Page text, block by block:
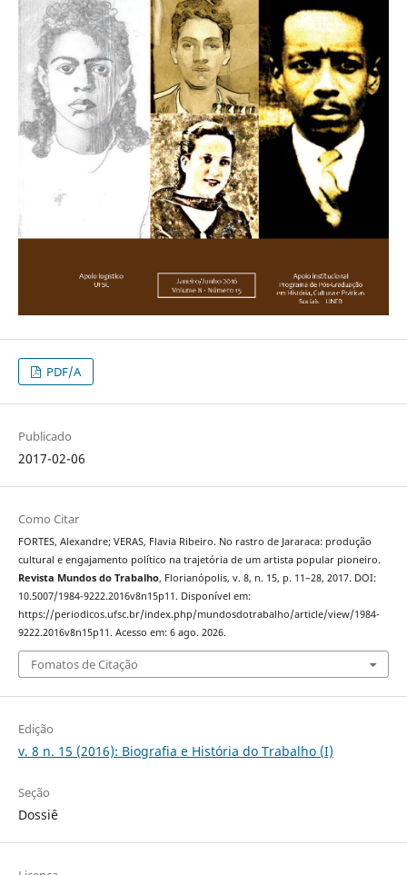
PDF/A
Publicado
2017-02-06
Como Citar
FORTES, Alexandre; VERAS, Flavia Ribeiro. No rastro de Jararaca: produção
cultural e engajamento político na trajetória de um artista popular pioneiro.
Revista Mundos do Trabalho, Florianópolis, v. 8, n. 15, p. 11–28, 2017. DOI:
10.5007/1984-9222.2016v8n15p11. Disponível em:
https://periodicos.ufsc.br/index.php/mundosdotrabalho/article/view/1984-
9222.2016v8n15p11. Acesso em: 6 ago. 2026.
Fomatos de Citação
Edição
v. 8 n. 15 (2016): Biografia e História do Trabalho (I)
Seção
Dossiê